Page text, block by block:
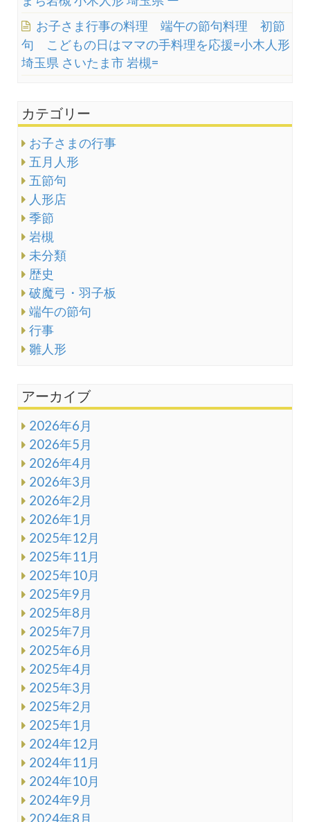
お子さま行事の料理 端午の節句料理 初節
句 こどもの日はママの手料理を応援=小木人形
埼玉県 さいたま市 岩槻=
カテゴリー
お子さまの行事
五月人形
五節句
人形店
季節
岩槻
未分類
歴史
破魔弓・羽子板
端午の節句
行事
雛人形
アーカイブ
2026年6月
2026年5月
2026年4月
2026年3月
2026年2月
2026年1月
2025年12月
2025年11月
2025年10月
2025年9月
2025年8月
2025年7月
2025年6月
2025年4月
2025年3月
2025年2月
2025年1月
2024年12月
2024年11月
2024年10月
2024年9月
2024年8月